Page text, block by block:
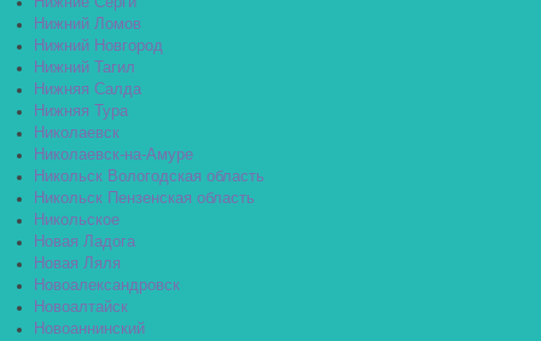
Нижний Ломов
Нижний Новгород
Нижний Тагил
Нижняя Салда
Нижняя Тура
Николаевск
Николаевск-на-Амуре
Никольск Вологодская область
Никольск Пензенская область
Никольское
Новая Ладога
Новая Ляля
Новоалександровск
Новоалтайск
Новоаннинский